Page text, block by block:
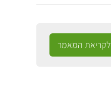
לקריאת המאמר